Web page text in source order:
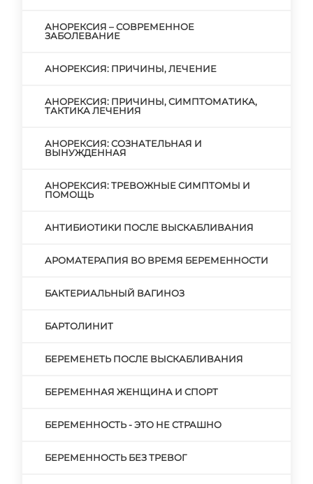
АНОРЕКСИЯ – СОВРЕМЕННОЕ
ЗАБОЛЕВАНИЕ
АНОРЕКСИЯ: ПРИЧИНЫ, ЛЕЧЕНИЕ
АНОРЕКСИЯ: ПРИЧИНЫ, СИМПТОМАТИКА,
ТАКТИКА ЛЕЧЕНИЯ
АНОРЕКСИЯ: СОЗНАТЕЛЬНАЯ И
ВЫНУЖДЕННАЯ
АНОРЕКСИЯ: ТРЕВОЖНЫЕ СИМПТОМЫ И
ПОМОЩЬ
АНТИБИОТИКИ ПОСЛЕ ВЫСКАБЛИВАНИЯ
АРОМАТЕРАПИЯ ВО ВРЕМЯ БЕРЕМЕННОСТИ
БАКТЕРИАЛЬНЫЙ ВАГИНОЗ
БАРТОЛИНИТ
БЕРЕМЕНЕТЬ ПОСЛЕ ВЫСКАБЛИВАНИЯ
БЕРЕМЕННАЯ ЖЕНЩИНА И СПОРТ
БЕРЕМЕННОСТЬ - ЭТО НЕ СТРАШНО
БЕРЕМЕННОСТЬ БЕЗ ТРЕВОГ